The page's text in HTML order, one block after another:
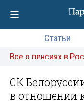
Статьи
Все о пенсиях в
СК
в отношении